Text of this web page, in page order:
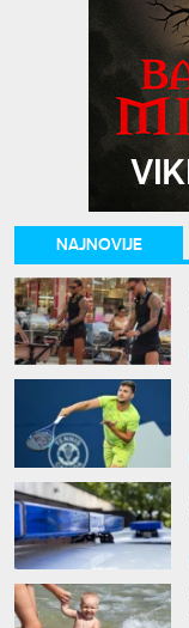
NAJNOVIJE